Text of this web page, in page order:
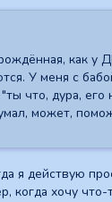
как у
У меня с
что, дура,
может,
я действую
когда хочу